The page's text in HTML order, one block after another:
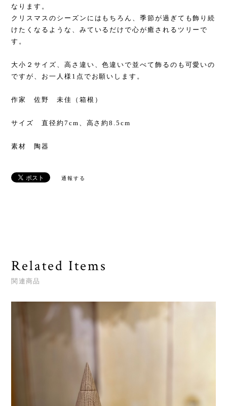
なります。
クリスマスのシーズンにはもちろん、季節が過ぎても飾り続
けたくなるような、みているだけで心が癒されるツリーで
す。
大小２サイズ、高さ違い、色違いで並べて飾るのも可愛いの
ですが、お一人様1点でお願いします。
作家 佐野 未佳（箱根）
サイズ 直径約7cm、高さ約8.5cm
素材 陶器
通報する
Related Items
関連商品